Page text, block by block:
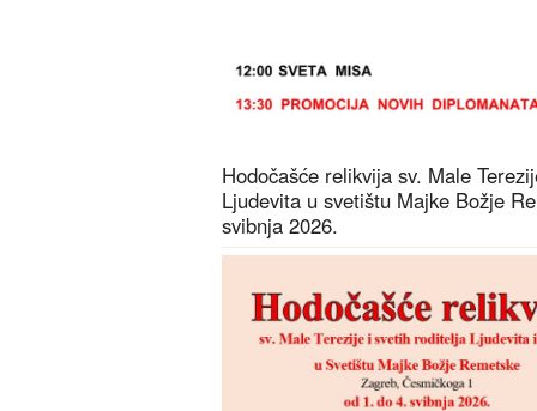
Hodočašće relikvija sv. Male
Ljudevita u svetištu Majke Božje
svibnja 2026.